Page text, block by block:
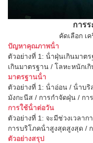
การ
คัดเลือก เ
ปัญหาคุณภาพน้ํา
ตัวอย่างที่ 1: น้ําฝุ่นเกินมาต
เกินมาตรฐาน / โลหะหนักเ
มาตรฐานน้ํา
ตัวอย่างที่ 1: น้ําอ่อน / น้ําบ
มังกะนีส / การกําจัดฝุ่น / กา
การใช้น้ําต่อวัน
ตัวอย่างที่ 1: จะมีช่วงเวลา
การบริโภคน้ําสูงสุดสูงสุด /
ตัวอย่างสรุป